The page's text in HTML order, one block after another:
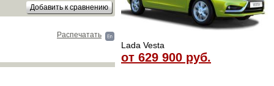
Lada Vesta
от 629 900 руб.
Распечатать